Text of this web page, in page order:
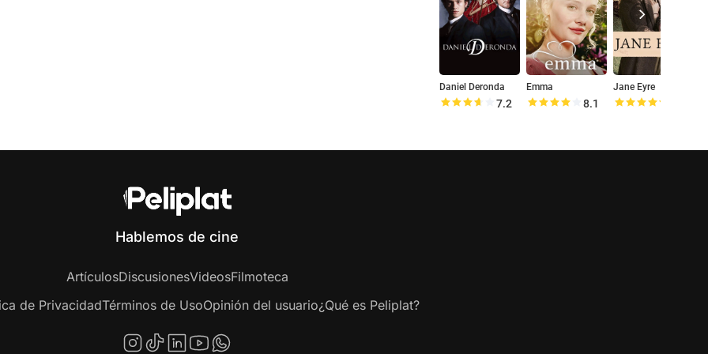
Daniel Deronda
7.2
Emma
8.1
Jane Eyre
Hablemos de cine
ArtículosDiscusionesVideosFilmoteca
de PrivacidadTérminos de UsoOpinión del usuario¿Qué es Peliplat?